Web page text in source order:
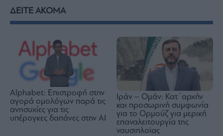
ΔΕΙΤΕ ΑΚΟΜΑ
Alphabet: Επιστροφή στην
αγορά ομολόγων παρά τις
ανησυχίες για τις
υπέρογκες δαπάνες στην AI
Ιράν – Ομάν: Κατ΄αρχήν
και προσωρινή συμφωνία
για το Ορμούζ για μερική
επαναλειτουργία της
ναυσιπλοϊας